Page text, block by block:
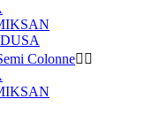
Colonne 